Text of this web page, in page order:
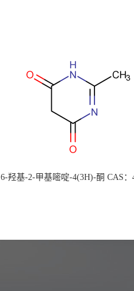
6-羟基-2-甲基嘧啶-4(3H)-酮 CAS：